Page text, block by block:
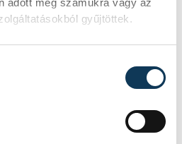
adott meg számukra vagy az
gyűjtöttek.
RÉSZLETEK
CIKKEK